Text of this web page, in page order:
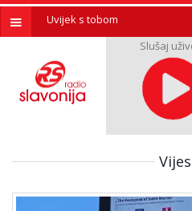
Uvijek s tobom
Slušaj